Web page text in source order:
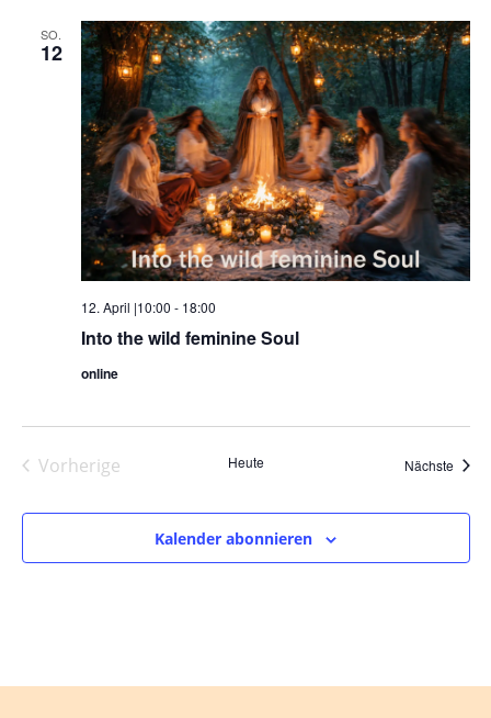
SO.
12
Into the wild feminine Soul
12. April |10:00 - 18:00
online
Vorherige
Heute Nächste
Kalender abonnieren